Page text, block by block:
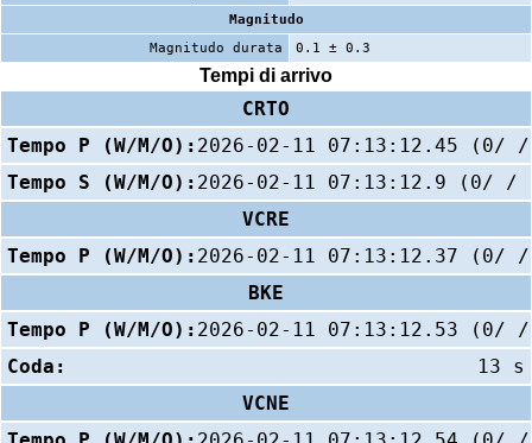
Magnitudo
Magnitudo durata
0.1 ± 0.3
Tempi di arrivo
CRTO
Tempo P (W/M/O): 2026-02-11 07:13:12.45 (0/
Tempo S (W/M/O): 2026-02-11 07:13:12.9 (0/ /
VCRE
Tempo P (W/M/O): 2026-02-11 07:13:12.37 (0/
BKE
Tempo P (W/M/O): 2026-02-11 07:13:12.53 (0/
Coda:
13 s
VCNE